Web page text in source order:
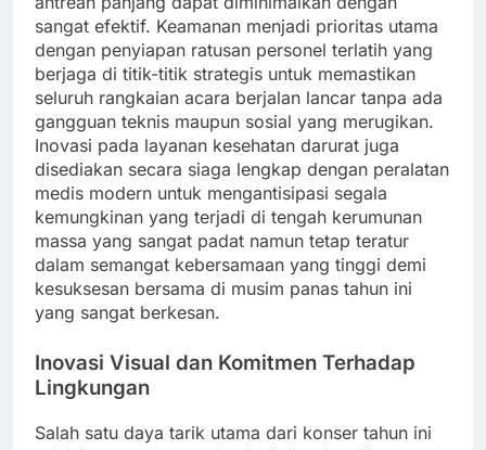
sangat efektif. Keamanan menjadi prioritas utama
dengan penyiapan ratusan personel terlatih yang
berjaga di titik-titik strategis untuk memastikan
seluruh rangkaian acara berjalan lancar tanpa ada
gangguan teknis maupun sosial yang merugikan.
Inovasi pada layanan kesehatan darurat juga
disediakan secara siaga lengkap dengan peralatan
medis modern untuk mengantisipasi segala
kemungkinan yang terjadi di tengah kerumunan
massa yang sangat padat namun tetap teratur
dalam semangat kebersamaan yang tinggi demi
kesuksesan bersama di musim panas tahun ini
yang sangat berkesan.
Inovasi Visual dan Komitmen Terhadap
Lingkungan
Salah satu daya tarik utama dari konser tahun ini